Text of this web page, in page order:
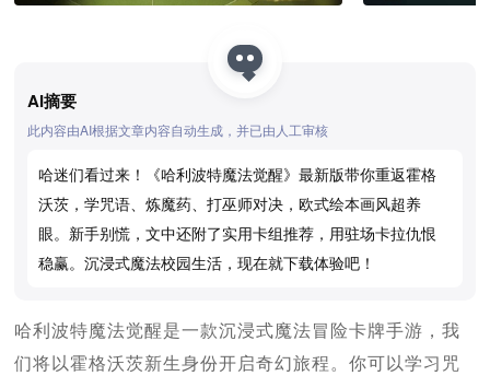
AI摘要
此内容由AI根据文章内容自动生成，并已由人工审核
哈迷们看过来！《哈利波特魔法觉醒》最新版带你重返霍格
沃茨，学咒语、炼魔药、打巫师对决，欧式绘本画风超养
眼。新手别慌，文中还附了实用卡组推荐，用驻场卡拉仇恨
稳赢。沉浸式魔法校园生活，现在就下载体验吧！
哈利波特魔法觉醒是一款沉浸式魔法冒险卡牌手游，我
们将以霍格沃茨新生身份开启奇幻旅程。你可以学习咒